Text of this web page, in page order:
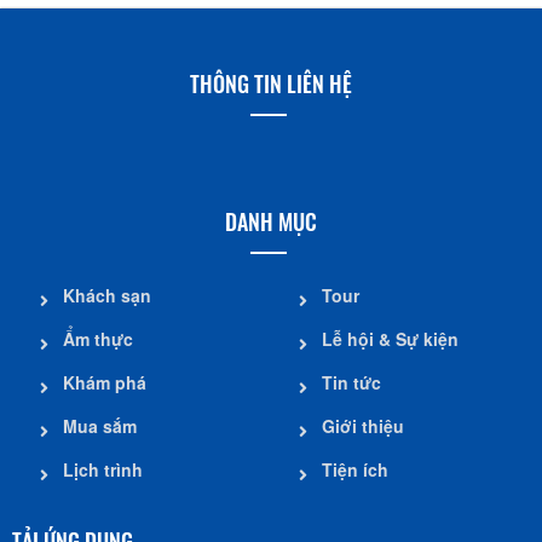
THÔNG TIN LIÊN HỆ
DANH MỤC
Khách sạn
Ẩm thực
Khám phá
Mua sắm
Lịch trình
Tour
Lễ hội & Sự kiện
Tin tức
Giới thiệu
Tiện ích